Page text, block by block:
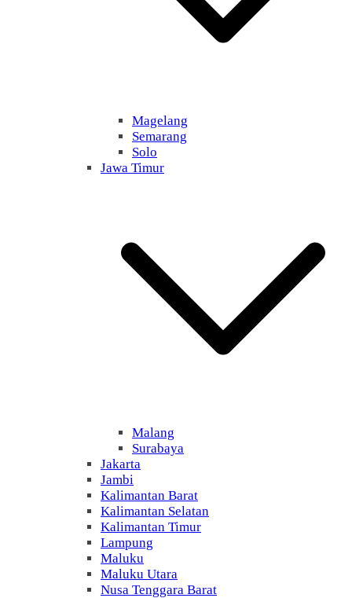
Magelang
Semarang
Solo
Jawa Timur
Malang
Surabaya
Jakarta
Jambi
Kalimantan Barat
Kalimantan Selatan
Kalimantan Timur
Lampung
Maluku
Maluku Utara
Nusa Tenggara Barat